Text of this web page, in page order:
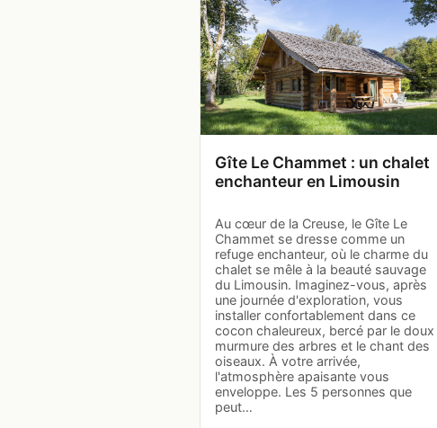
Gîte Le Chammet : un chalet
enchanteur en Limousin
Au cœur de la Creuse, le Gîte Le
Chammet se dresse comme un
refuge enchanteur, où le charme du
chalet se mêle à la beauté sauvage
du Limousin. Imaginez-vous, après
une journée d'exploration, vous
installer confortablement dans ce
cocon chaleureux, bercé par le doux
murmure des arbres et le chant des
oiseaux. À votre arrivée,
l'atmosphère apaisante vous
enveloppe. Les 5 personnes que
peut…